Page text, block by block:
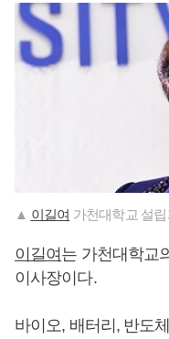
▲ 이길여 가천대학교 설
이길여 는 가천대학교
이사장이다.
바이오, 배터리, 반도